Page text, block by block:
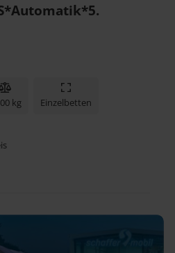
kg Einzelbetten